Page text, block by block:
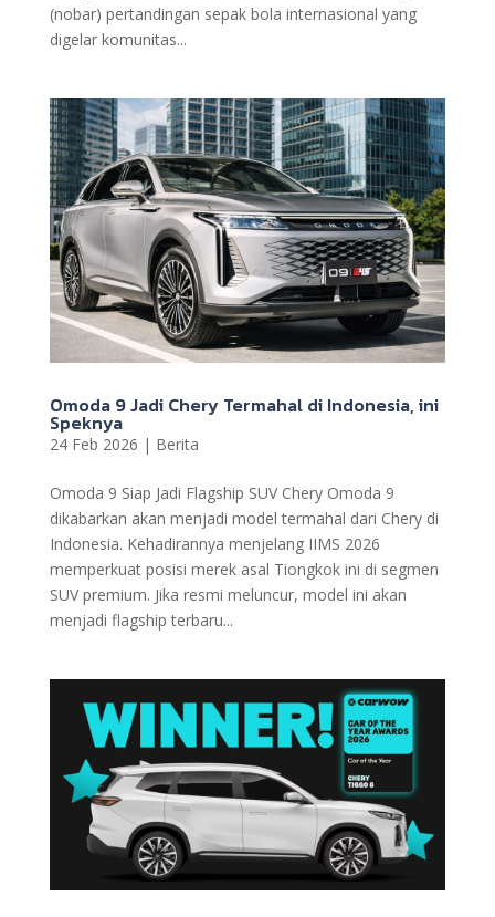
(nobar) pertandingan sepak bola internasional yang
digelar komunitas...
Omoda 9 Jadi Chery Termahal di Indonesia, ini
Speknya
24 Feb 2026 | Berita
Omoda 9 Siap Jadi Flagship SUV Chery Omoda 9
dikabarkan akan menjadi model termahal dari Chery di
Indonesia. Kehadirannya menjelang IIMS 2026
memperkuat posisi merek asal Tiongkok ini di segmen
SUV premium. Jika resmi meluncur, model ini akan
menjadi flagship terbaru...